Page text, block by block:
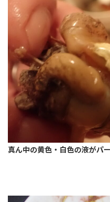
真ん中の黄色・白色の液がパ